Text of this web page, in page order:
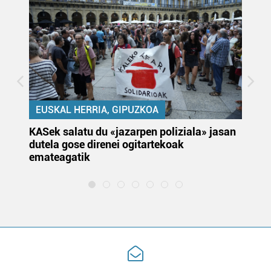
EUSKAL HERRIA, GIPUZKOA
KASek salatu du «jazarpen poliziala» jasan
dutela gose direnei ogitartekoak
emateagatik